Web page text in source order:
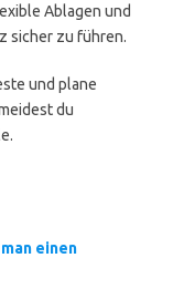
Ablagen und
sicher zu führen.
und plane
du
einen